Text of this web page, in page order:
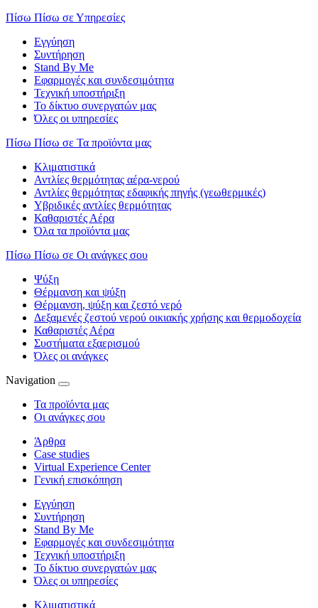
Πίσω Πίσω σε Υπηρεσίες
Εγγύηση
Συντήρηση
Stand By Me
Εφαρμογές και συνδεσιμότητα
Τεχνική υποστήριξη
Το δίκτυο συνεργατών μας
Όλες οι υπηρεσίες
Πίσω Πίσω σε Τα προϊόντα μας
Κλιματιστικά
Αντλίες θερμότητας αέρα-νερού
Αντλίες θερμότητας εδαφικής πηγής (γεωθερμικές)
Υβριδικές αντλίες θερμότητας
Καθαριστές Αέρα
Όλα τα προϊόντα μας
Πίσω Πίσω σε Οι ανάγκες σου
Ψύξη
Θέρμανση και ψύξη
Θέρμανση, ψύξη και ζεστό νερό
Δεξαμενές ζεστού νερού οικιακής χρήσης και θερμοδοχεία
Καθαριστές Αέρα
Συστήματα εξαερισμού
Όλες οι ανάγκες
Navigation
Τα προϊόντα μας
Οι ανάγκες σου
Άρθρα
Case studies
Virtual Experience Center
Γενική επισκόπηση
Εγγύηση
Συντήρηση
Stand By Me
Εφαρμογές και συνδεσιμότητα
Τεχνική υποστήριξη
Το δίκτυο συνεργατών μας
Όλες οι υπηρεσίες
Κλιματιστικά